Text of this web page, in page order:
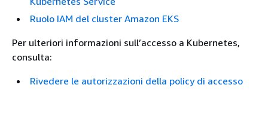
Ruolo IAM del cluster Amazon EKS
Per ulteriori informazioni sull’accesso a Kubernetes,
consulta:
Rivedere le autorizzazioni della policy di accesso